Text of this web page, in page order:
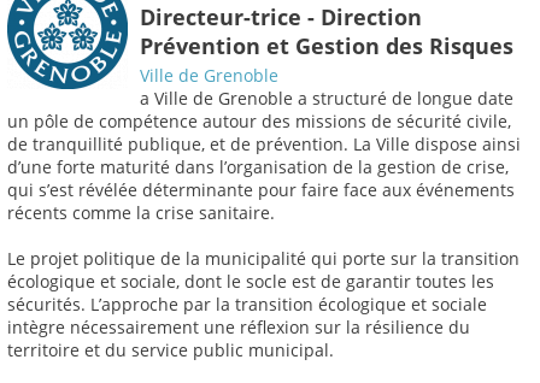
Directeur-trice - Direction
Prévention et Gestion des Risques
Ville de Grenoble
a Ville de Grenoble a structuré de longue date
un pôle de compétence autour des missions de sécurité civile,
de tranquillité publique, et de prévention. La Ville dispose ainsi
d’une forte maturité dans l’organisation de la gestion de crise,
qui s’est révélée déterminante pour faire face aux événements
récents comme la crise sanitaire.
Le projet politique de la municipalité qui porte sur la transition
écologique et sociale, dont le socle est de garantir toutes les
sécurités. L’approche par la transition écologique et sociale
intègre nécessairement une réflexion sur la résilience du
territoire et du service public municipal.